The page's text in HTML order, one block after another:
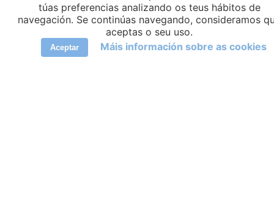
túas preferencias analizando os teus hábitos de
navegación. Se continúas navegando, consideramos
aceptas o seu uso.
Aceptar Máis información sobre as cookies